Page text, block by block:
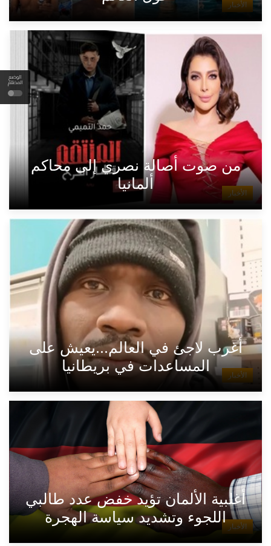
الوضع
المظلم
الأخبار
الأخبار
من صوت أصالة نصري إلى محاكم
ألمانيا
الأخبار
أغرب لاجئ في العالم...يعيش على
المساعدات في بريطانيا
الأخبار
أغلبية الألمان تؤيد خفض عدد طالبي
اللجوء وتشديد سياسة الهجرة